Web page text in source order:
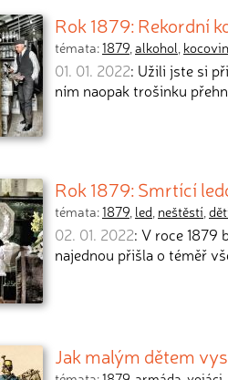
Rok 1879: Rekordní
témata:1879,alkohol,
01. 01. 2022: Užili jste si
ním naopak trošinku
Rok 1879: Smrtící
témata:1879, led, neštěstí,
02. 01. 2022: V roce 1879
najednou přišla o téměř
Jak malým dětem